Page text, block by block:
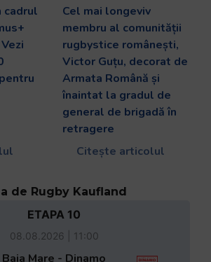
cadrul
Cel mai longeviv
membru al comunității
rugbystice românești,
Victor Guțu, decorat de
Armata Română și
înaintat la gradul de
general de brigadă în
retragere
Citește articolul
de Rugby Kaufland
ETAPA 10
08.08.2026 | 11:00
Baia Mare - Dinamo